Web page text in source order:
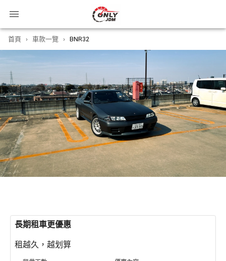
首頁 › 車款一覽 › BNR32
長期租車更優惠
租越久，越划算